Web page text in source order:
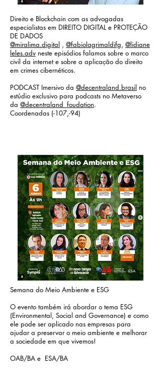
Direito e Blockchain com as advogadas
especialistas em DIREITO DIGITAL e PROTEÇÃO
DE DADOS
@miralima.digital , @fabiolagrimaldifg, @lidiane
leles.adv neste episódios falamos sobre o marco
civil da internet e sobre a aplicação do direito
em crimes cibernéticos.
PODCAST Imersivo da @decentraland.brasil no
estúdio exclusivo para podcasts no Metaverso
da @decentraland_foudation.
Coordenadas (-107,-94)
Semana do Meio Ambiente e ESG
O evento também irá abordar o tema ESG
(Environmental, Social and Governance) e como
ele pode ser aplicado nas empresas para
ajudar a preservar o meio ambiente e melhorar
a sociedade em que vivemos!
OAB/BA e ESA/BA